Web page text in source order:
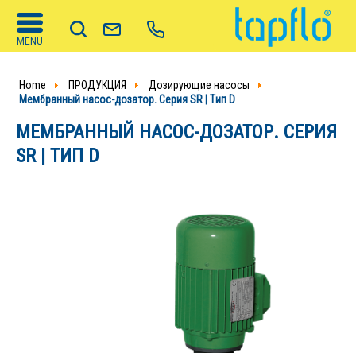
MENU
Home ПРОДУКЦИЯ
Дозирующие насосы
Мембранный насос-дозатор. Серия SR | Tип D
МЕМБРАННЫЙ НАСОС-ДОЗАТОР. СЕРИЯ
SR | TИП D